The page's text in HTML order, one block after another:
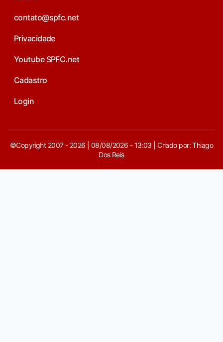
contato@spfc.net
Privacidade
Youtube SPFC.net
Cadastro
Login
©Copyright 2007 - 2026 | 08/08/2026 - 13:03 | Criado por: Thiago
Dos Reis